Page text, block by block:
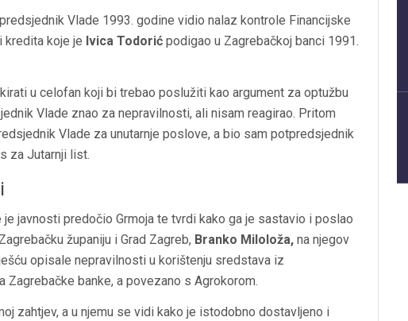
Vlade 1993. godine vidio nalaz kontrole Financijske
kredita koje je Ivica Todorić podigao u Zagrebačkoj banci 1991.
u celofan koji bi trebao poslužiti kao argument za optužbu
Vlade znao za nepravilnosti, ali nisam reagirao. Pritom
Vlade za unutarnje poslove, a bio sam potpredsjednik
za Jutarnji list.
je javnosti predočio Grmoja te tvrdi kako ga je sastavio i poslao
županiju i Grad Zagreb, Branko Miloloža, na njegov
opisale nepravilnosti u korištenju sredstava iz
Zagrebačke banke, a povezano s Agrokorom.
zahtjev, a u njemu se vidi kako je istodobno dostavljeno i